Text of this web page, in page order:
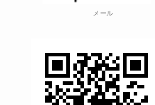
メール